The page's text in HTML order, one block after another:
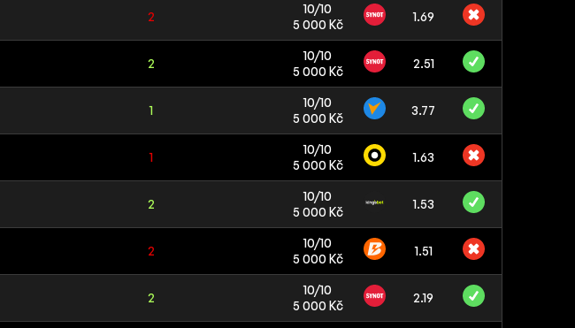
2
10/10
5 000 Kč
1.69
2
10/10
5 000 Kč
2.51
1
10/10
5 000 Kč
3.77
1
10/10
5 000 Kč
1.63
2
10/10
5 000 Kč
1.53
2
10/10
5 000 Kč
1.51
2
10/10
5 000 Kč
2.19